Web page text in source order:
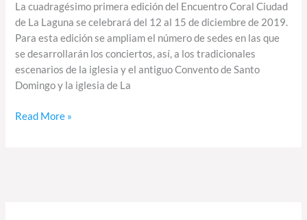
La cuadragésimo primera edición del Encuentro Coral Ciudad
de La Laguna se celebrará del 12 al 15 de diciembre de 2019.
Para esta edición se ampliam el número de sedes en las que
se desarrollarán los conciertos, así, a los tradicionales
escenarios de la iglesia y el antiguo Convento de Santo
Domingo y la iglesia de La
Read More »